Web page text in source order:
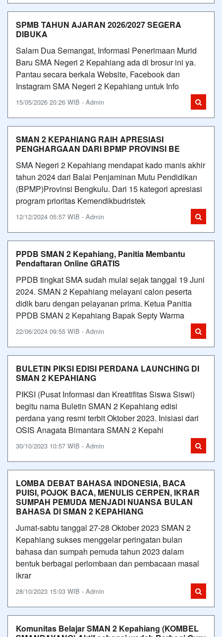
SPMB TAHUN AJARAN 2026/2027 SEGERA
DIBUKA
Salam Dua Semangat, Informasi Penerimaan Murid
Baru SMA Negeri 2 Kepahiang ada di brosur ini ya.
Pantau secara berkala Website, Facebook dan
Instagram SMA Negeri 2 Kepahiang untuk Info
15/05/2026 20:26 WIB - Admin
SMAN 2 KEPAHIANG RAIH APRESIASI
PENGHARGAAN DARI BPMP PROVINSI BE
SMA Negeri 2 Kepahiang mendapat kado manis akhir
tahun 2024 dari Balai Penjaminan Mutu Pendidikan
(BPMP)Provinsi Bengkulu. Dari 15 kategori apresiasi
program prioritas Kemendikbudristek
12/12/2024 05:57 WIB - Admin
PPDB SMAN 2 Kepahiang, Panitia Membantu
Pendaftaran Online GRATIS
PPDB tingkat SMA sudah mulai sejak tanggal 19 Juni
2024. SMAN 2 Kepahiang melayani calon peserta
didik baru dengan pelayanan prima. Ketua Panitia
PPDB SMAN 2 Kepahiang Bapak Septy Warma
22/06/2024 09:55 WIB - Admin
BULETIN PIKSI EDISI PERDANA LAUNCHING DI
SMAN 2 KEPAHIANG
PIKSI (Pusat Informasi dan Kreatifitas Siswa Siswi)
begitu nama Buletin SMAN 2 Kepahiang edisi
perdana yang resmi terbit Oktober 2023. Inisiasi dari
OSIS Anagata Bimantara SMAN 2 Kepahi
30/10/2023 10:57 WIB - Admin
LOMBA DEBAT BAHASA INDONESIA, BACA
PUISI, POJOK BACA, MENULIS CERPEN, IKRAR
SUMPAH PEMUDA MENJADI NUANSA BULAN
BAHASA DI SMAN 2 KEPAHIANG
Jumat-sabtu tanggal 27-28 Oktober 2023 SMAN 2
Kepahiang sukses menggelar peringatan bulan
bahasa dan sumpah pemuda tahun 2023 dalam
bentuk berbagai perlombaan dan pembacaan masal
ikrar
28/10/2023 15:03 WIB - Admin
Komunitas Belajar SMAN 2 Kepahiang (KOMBEL